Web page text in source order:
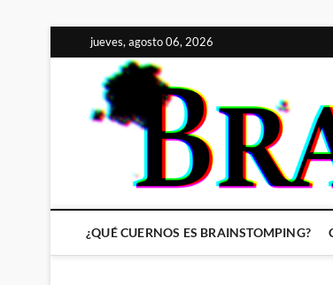
al
contenido
jueves, agosto 06, 2026
¿QUÉ CUERNOS ES BRAINSTOMPING?